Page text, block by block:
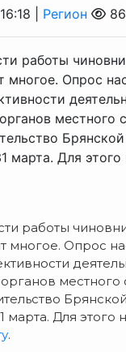
| Регион 86
работы
многое. Опрос
местного
марта. Для
работы
многое. Опрос
местного
марта. Для этого
.